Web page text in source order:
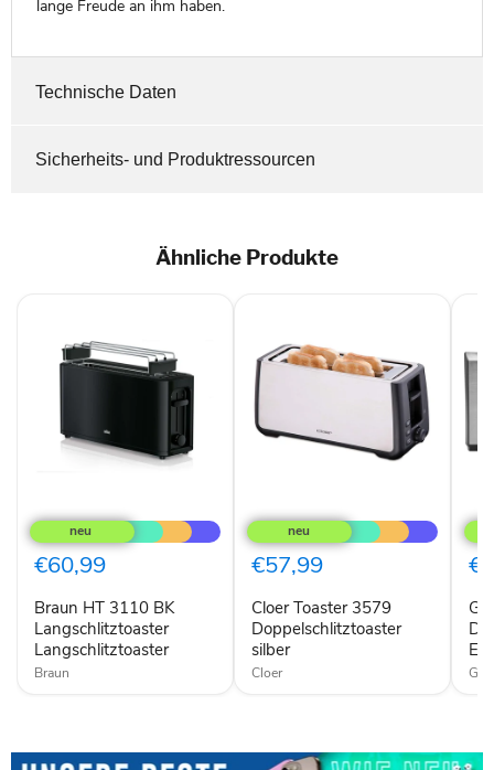
lange Freude an ihm haben.
Technische Daten
Sicherheits- und Produktressourcen
Ähnliche Produkte
HT
3110
BK
Langschlitztoaster
€60,99
Braun HT 3110 BK
Langschlitztoaster
Langschlitztoaster
Braun
Toaster
3579
Doppelschlitztoaster
silber
€57,99
Cloer Toaster 3579
Doppelschlitztoaster
silber
Cloer
Pro
4S